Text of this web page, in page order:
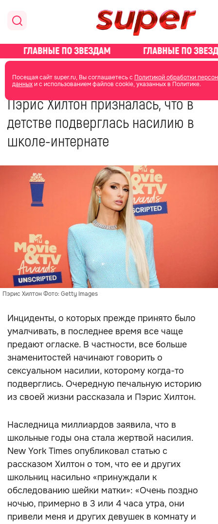
Посещая сайт super.ru, Вы соглашаетесь с Политикой обработки
данныхи с использованием файлов cookie, указанных в Политике.
главная новости о звездах
Пэрис Хилтон призналась, что в
детстве подверглась насилию в
школе-интернате
Пэрис Хилтон Фото: Getty Images
Инциденты, о которых прежде принято было
умалчивать, в последнее время все чаще
предают огласке. В частности, все больше
знаменитостей начинают говорить о
сексуальном насилии, которому когда-то
подверглись. Очередную печальную историю
из своей жизни рассказала и Пэрис Хилтон.
Наследница миллиардов заявила, что в
школьные годы она стала жертвой насилия.
New York Times опубликовал статью с
рассказом Хилтон о том, что ее и других
школьниц насильно «принуждали к
обследованию шейки матки»: «Очень поздно
ночью, примерно в 3 или 4 часа утра, они
привели меня и других девушек в комнату и